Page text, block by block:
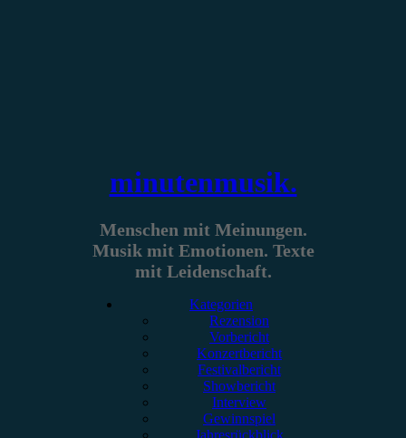
minutenmusik.
Menschen mit Meinungen.
Musik mit Emotionen. Texte
mit Leidenschaft.
Kategorien
Rezension
Vorbericht
Konzertbericht
Festivalbericht
Showbericht
Interview
Gewinnspiel